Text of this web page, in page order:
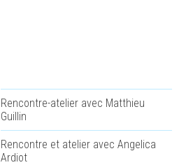
Rencontre-atelier avec Matthieu
Guillin
Rencontre et atelier avec Angelica
Ardiot